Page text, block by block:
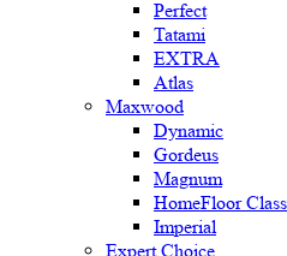
Perfect
Tatami
EXTRA
Atlas
Maxwood
Dynamic
Gordeus
Magnum
HomeFloor
Imperial
Expert Choice